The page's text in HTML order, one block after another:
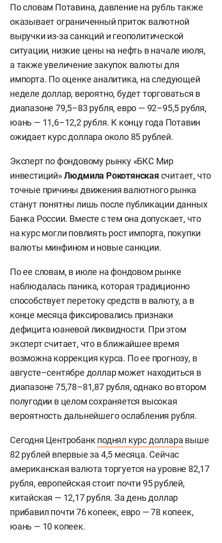
По словам Потавина, давление на рубль также
оказывает ограниченный приток валютной
выручки из-за санкций и геополитической
ситуации, низкие цены на нефть в начале июля,
а также увеличение закупок валюты для
импорта. По оценке аналитика, на следующей
неделе доллар, вероятно, будет торговаться в
диапазоне 79,5–83 рубля, евро — 92–95,5 рубля,
юань — 11,6–12,2 рубля. К концу года Потавин
ожидает курс доллара около 85 рублей.
Эксперт по фондовому рынку «БКС Мир
инвестиций»Людмила Рокотянская считает, что
точные причины движения валютного рынка
станут понятны лишь после публикации данных
Банка России. Вместе с тем она допускает, что
на курс могли повлиять рост импорта, покупки
валюты минфином и новые санкции.
По ее словам, в июле на фондовом рынке
наблюдалась паника, которая традиционно
способствует перетоку средств в валюту, а в
конце месяца фиксировались признаки
дефицита юаневой ликвидности. При этом
эксперт считает, что в ближайшее время
возможна коррекция курса. По ее прогнозу, в
августе–сентябре доллар может находиться в
диапазоне 75,78–81,87 рубля, однако во втором
полугодии в целом сохраняется высокая
вероятность дальнейшего ослабления рубля.
Сегодня Центробанкподнял курс доллара выше
82 рублей впервые за 4,5 месяца. Сейчас
американская валюта торгуется на уровне 82,17
рубля, европейская стоит почти 95 рублей,
китайская — 12,17 рубля. За день доллар
прибавил почти 76 копеек, евро — 78 копеек,
юань — 10 копеек.